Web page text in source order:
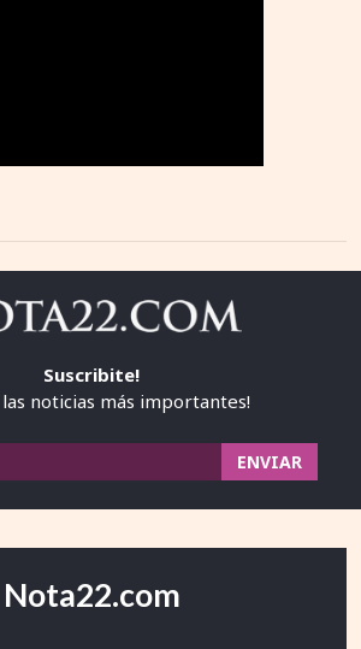
Suscribite!
noticias más importantes!
Nota22.com